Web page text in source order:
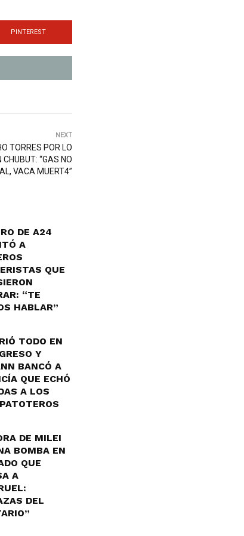
PINTEREST
NEXT
TORRES POR LO
CHUBUT: “GAS NO
VACA MUERT4”
DE A24
A
QUE
“TE
HABLAR”
TODO EN
Y
BANCÓ A
QUE ECHÓ
A LOS
DE MILEI
BOMBA EN
QUE
A
DEL